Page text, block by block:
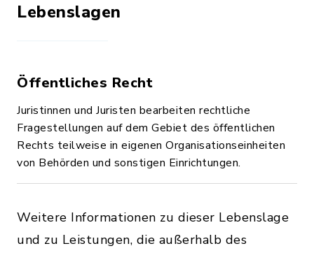
Lebenslagen
Öffentliches Recht
Juristinnen und Juristen bearbeiten rechtliche
Fragestellungen auf dem Gebiet des öffentlichen
Rechts teilweise in eigenen Organisationseinheiten
von Behörden und sonstigen Einrichtungen.
Weitere Informationen zu dieser Lebenslage
und zu Leistungen, die außerhalb des